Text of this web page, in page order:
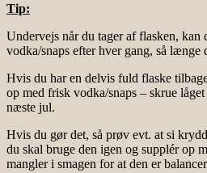
Tip:
Undervejs når du tager af flasken, kan
vodka/snaps efter hver gang, så længe
Hvis du har en delvis fuld flaske
op med frisk vodka/snaps – skrue
næste jul.
Hvis du gør det, så prøv evt. at si
du skal bruge den igen og supplér op
mangler i smagen for at den er